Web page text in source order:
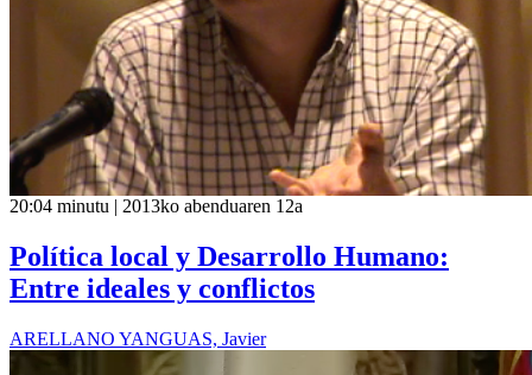
20:04 minutu | 2013ko abenduaren 12a
Política local y Desarrollo Humano:
Entre ideales y conflictos
ARELLANO YANGUAS, Javier